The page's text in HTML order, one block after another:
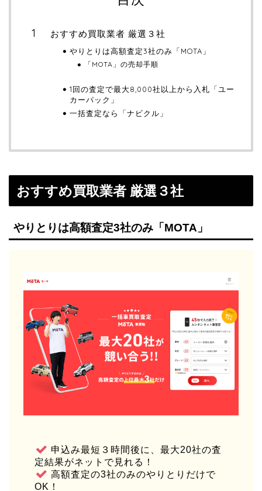
おすすめ買取業者 厳選３社
やりとりは高額査定3社のみ「MOTA」
「MOTA」の売却手順
1回の査定で最大8,000社以上から入札「ユー
カーパック」
一括査定なら「ナビクル」
おすすめ買取業者 厳選３社
やりとりは高額査定3社のみ「MOTA」
申込み最短３時間後に、最大20社の査
定結果がネットで見れる！
高額査定の3社のみのやりとりだけで
OK！